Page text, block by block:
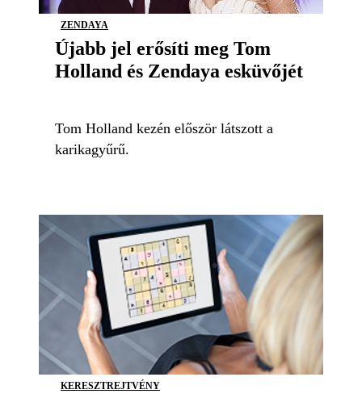
ZENDAYA
Újabb jel erősíti meg Tom
Holland és Zendaya esküvőjét
Tom Holland kezén először látszott a
karikagyűrű.
KERESZTREJTVÉNY